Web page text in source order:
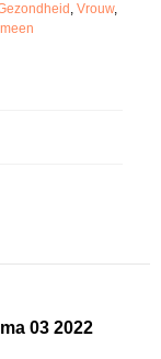
, Vrouw,
03 2022